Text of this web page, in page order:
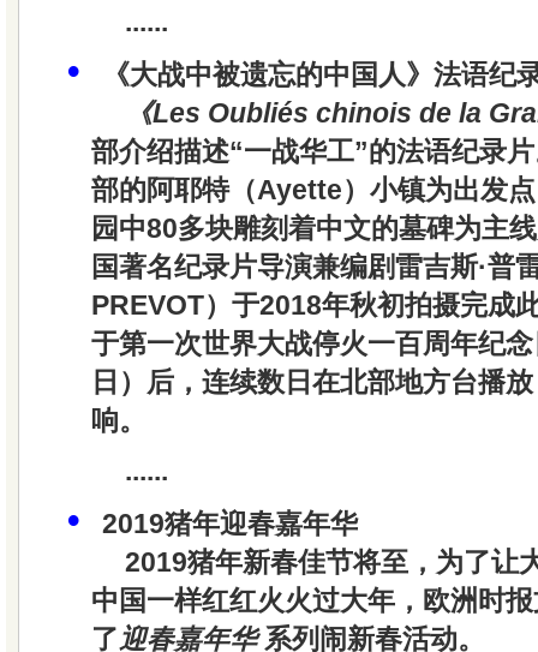
......
•
《大战中被遗忘的中国人》法语纪
《Les Oubliés chinois de la
部介绍描述“一战华工”的法语纪录
部的阿耶特（Ayette）小镇为出发
园中80多块雕刻着中文的墓碑为主
国著名纪录片导演兼编剧雷吉斯·普
PREVOT） 于2018年秋初拍摄完成
于第一次世界大战停火一百周年纪
日）后，连续数日在北部地方台播
响。
......
•
2019猪年迎春嘉年华
2019猪年新春佳节将至，为了让
中国一样红红火火过大年， 欧洲时
了迎春嘉年华系列闹新春活动。